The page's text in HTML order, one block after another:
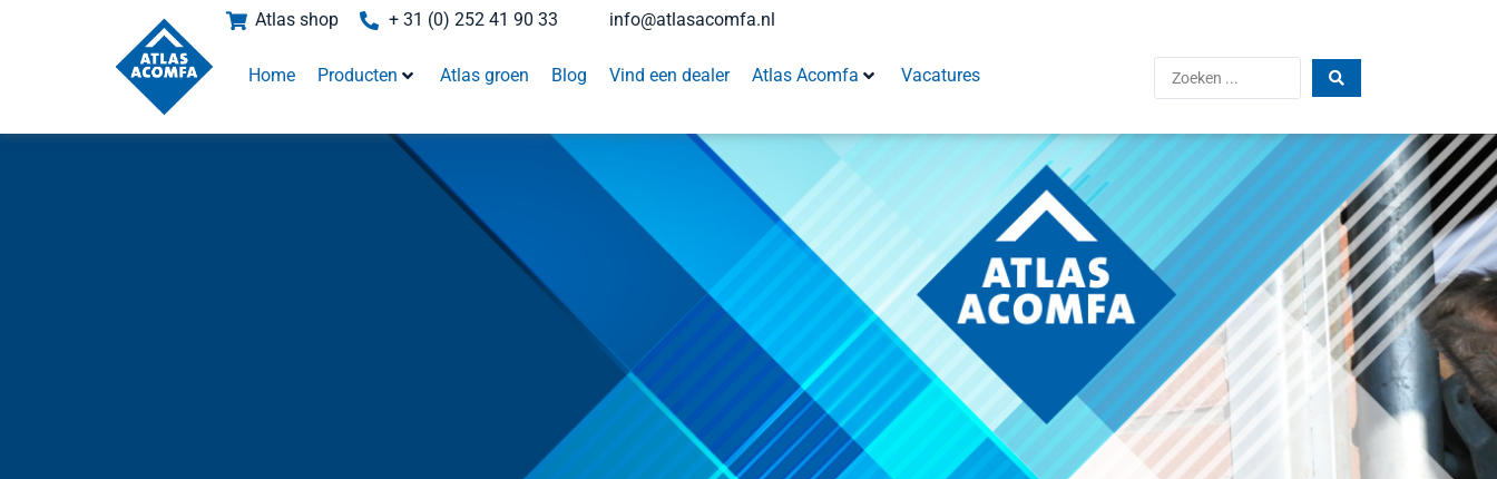
Atlas shop + 31 (0) 252 41 90 33 info@atlasacomfa.nl
Home Producten Atlas groen Blog Vind een dealer Atlas Acomfa Vacatures